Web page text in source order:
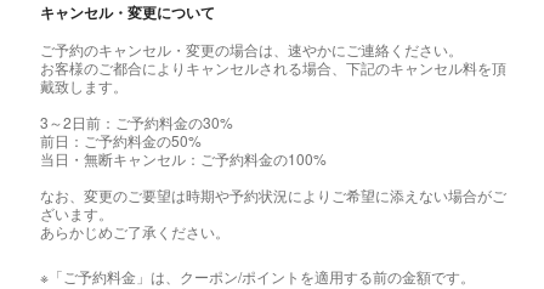
キャンセル・変更について
ご予約のキャンセル・変更の場合は、速やかにご連絡ください。
お客様のご都合によりキャンセルされる場合、下記のキャンセル料を頂
戴致します。
3～2日前：ご予約料金の30%
前日：ご予約料金の50%
当日・無断キャンセル：ご予約料金の100%
なお、変更のご要望は時期や予約状況によりご希望に添えない場合がご
ざいます。
あらかじめご了承ください。
※「ご予約料金」は、クーポン/ポイントを適用する前の金額です。